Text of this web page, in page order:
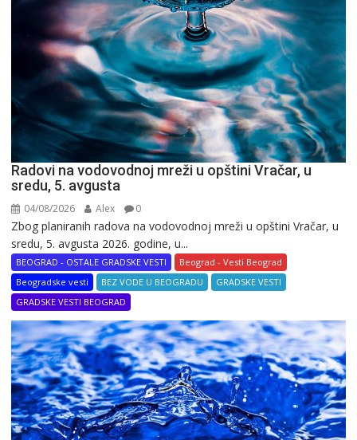
Radovi na vodovodnoj mreži u opštini Vračar, u
sredu, 5. avgusta
04/08/2026 Alex 0
Zbog planiranih radova na vodovodnoj mreži u opštini Vračar, u
sredu, 5. avgusta 2026. godine, u...
BEOGRAD - OSTALE GRADSKE VESTI
Beograd - Vesti Beograd
Beogradske vesti
BEZ VODE U BEOGRADU
GRADSKE VESTI
GRADSKE VESTI BEOGRAD